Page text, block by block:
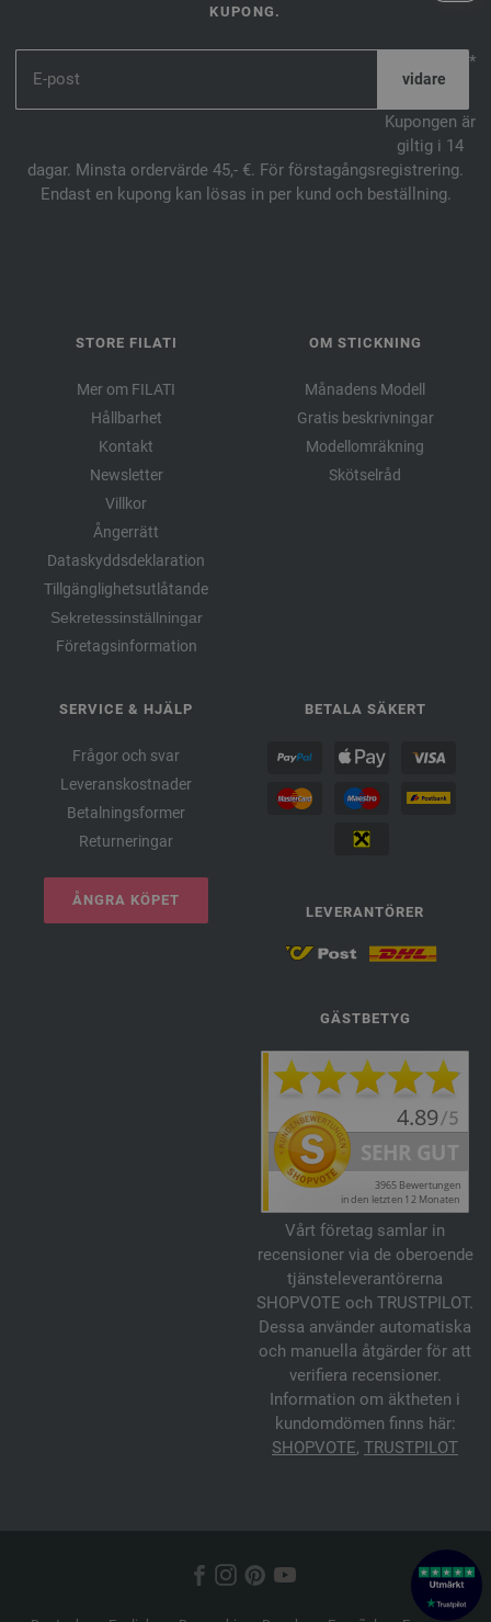
KUPONG.
*
Kupongen är
giltig i 14
dagar. Minsta ordervärde 45,- €. För förstagångsregistrering.
Endast en kupong kan lösas in per kund och beställning.
STORE FILATI
Mer om FILATI
Hållbarhet
Kontakt
Newsletter
Villkor
Ångerrätt
Dataskyddsdeklaration
Tillgänglighetsutlåtande
Sekretessinställningar
Företagsinformation
OM STICKNING
Månadens Modell
Gratis beskrivningar
Modellomräkning
Skötselråd
SERVICE & HJÄLP
Frågor och svar
Leveranskostnader
Betalningsformer
Returneringar
ÅNGRA KÖPET
BETALA SÄKERT
LEVERANTÖRER
GÄSTBETYG
Vårt företag samlar in
recensioner via de oberoende
tjänsteleverantörerna
SHOPVOTE och TRUSTPILOT.
Dessa använder automatiska
och manuella åtgärder för att
verifiera recensioner.
Information om äktheten i
kundomdömen finns här:
SHOPVOTE, TRUSTPILOT